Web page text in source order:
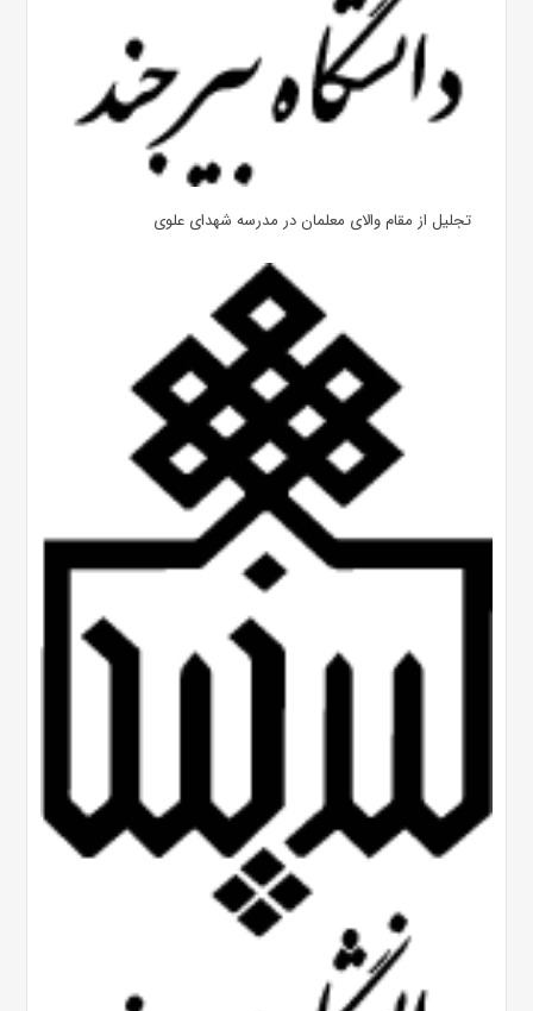
تجلیل از مقام والای معلمان در مدرسه شهدای علوی